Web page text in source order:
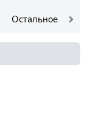
Остальное